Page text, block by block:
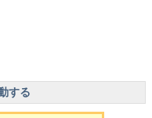
する